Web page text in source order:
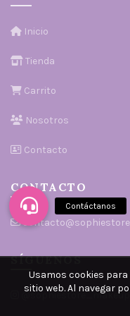
Inicio
Tienda
Carrito
Nosotros
Contacto
CONTACTO
SÍGUENOS
@sophiestore_makeup
Usamos cookies
sitio web. Al navegar